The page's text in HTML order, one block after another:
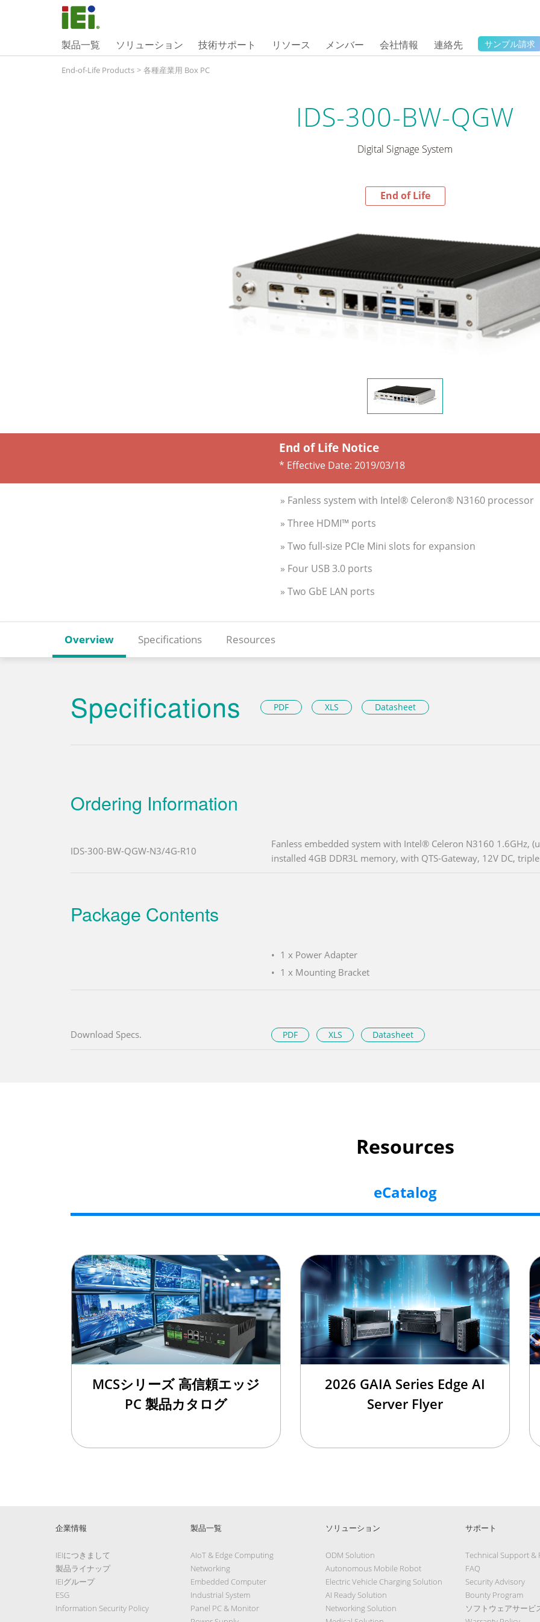
製品一覧 ソリューション 技術サポート リソース メンバー 会社情報 連絡先 サンプル請求
End-of-Life Products > 各種産業用 Box PC
IDS-300-BW-QGW
Digital Signage System
End of Life
End of Life Notice
* Effective Date: 2019/03/18
» Fanless system with Intel® Celeron® N3160 processor
» Three HDMI™ ports
» Two full-size PCIe Mini slots for expansion
» Four USB 3.0 ports
» Two GbE LAN ports
Overview Specifications Resources
Specifications PDF XLS Datasheet
Ordering Information
IDS-300-BW-QGW-N3/4G-R10
Fanless embedded system with Intel® Celeron N3160 1.6GHz,
installed 4GB DDR3L memory, with QTS-Gateway, 12V DC,
Package Contents
1 x Power Adapter
1 x Mounting Bracket
Download Specs. PDF XLS Datasheet
Resources
eCatalog
MCSシリーズ 高信頼エッジ
PC 製品カタログ
2026 GAIA Series Edge AI
Server Flyer
企業情報
IEIにつきまして
製品ライナップ
IEIグループ
ESG
Information Security Policy
製品一覧
AIoT & Edge Computing
Networking
Embedded Computer
Industrial System
Panel PC & Monitor
ソリューション
ODM Solution
Autonomous Mobile Robot
Electric Vehicle Charging Solution
AI Ready Solution
Networking Solution
サポート
Technical Support &
FAQ
Security Advisory
Bounty Program
ソフトウェアサービ